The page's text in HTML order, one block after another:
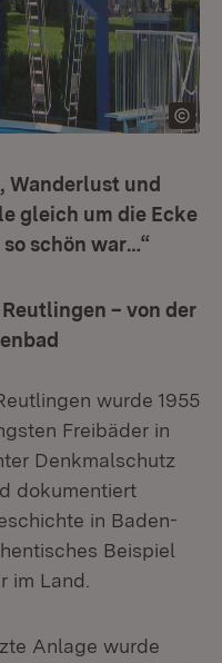
Wanderlust und
gleich um die Ecke
so schön war…“
– von der
wurde 1955
Freibäder in
Denkmalschutz
dokumentiert
in Baden-
Beispiel
im Land.
Anlage wurde